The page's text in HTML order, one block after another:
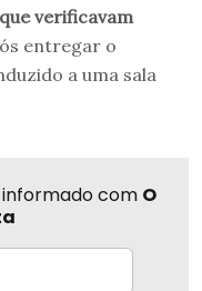
verificavam
entregar o
a uma sala
com O